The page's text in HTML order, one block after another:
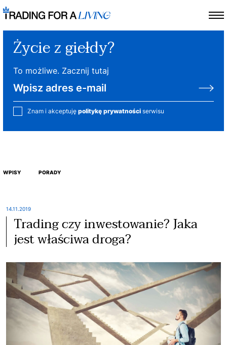
Życie z giełdy?
To możliwe. Zacznij tutaj
Znam i akceptuję politykę prywatności serwisu
WPISY PORADY
14.11.2019
Trading czy inwestowanie? Jaka
jest właściwa droga?